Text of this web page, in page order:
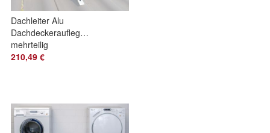
Dachleiter Alu
Dachdeckerauflegeleiter
mehrteilig
210,49 €